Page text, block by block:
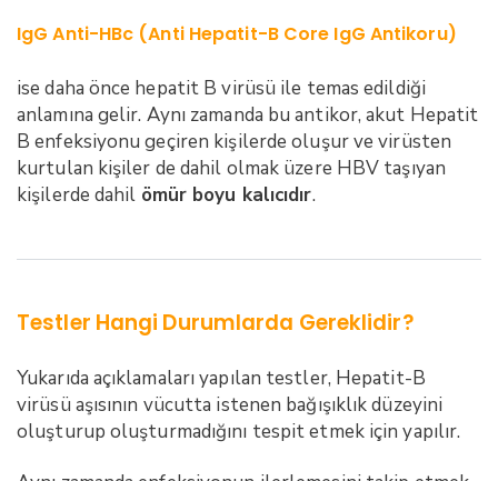
IgG Anti-HBc (Anti Hepatit-B Core IgG Antikoru)
ise daha önce hepatit B virüsü ile temas edildiği
anlamına gelir. Aynı zamanda bu antikor, akut Hepatit
B enfeksiyonu geçiren kişilerde oluşur ve virüsten
kurtulan kişiler de dahil olmak üzere HBV taşıyan
kişilerde dahil ömür boyu kalıcıdır.
Testler Hangi Durumlarda Gereklidir?
Yukarıda açıklamaları yapılan testler, Hepatit-B
virüsü aşısının vücutta istenen bağışıklık düzeyini
oluşturup oluşturmadığını tespit etmek için yapılır.